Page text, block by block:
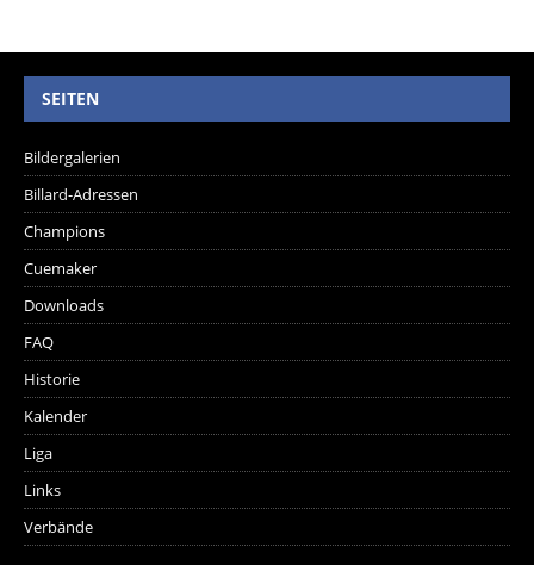
SEITEN
Bildergalerien
Billard-Adressen
Champions
Cuemaker
Downloads
FAQ
Historie
Kalender
Liga
Links
Verbände